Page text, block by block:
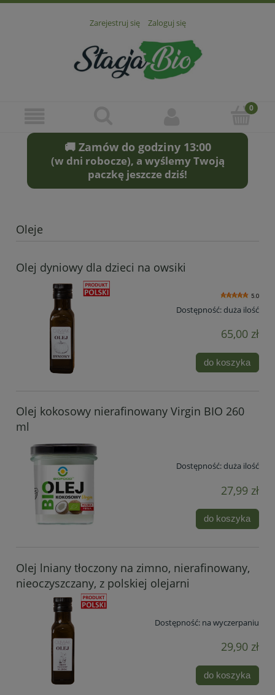
Zarejestruj się Zaloguj się
🚚 Zamów do godziny 13:00
(w dni robocze), a wyślemy Twoją
paczkę jeszcze dziś!
Oleje
Olej dyniowy dla dzieci na owsiki
5.0
Dostępność:duża ilość
65,00 zł
do koszyka
Olej kokosowy nierafinowany Virgin BIO 260
ml
Dostępność:duża ilość
27,99 zł
do koszyka
Olej lniany tłoczony na zimno, nierafinowany,
nieoczyszczany, z polskiej olejarni
Dostępność: na wyczerpaniu
29,90 zł
do koszyka